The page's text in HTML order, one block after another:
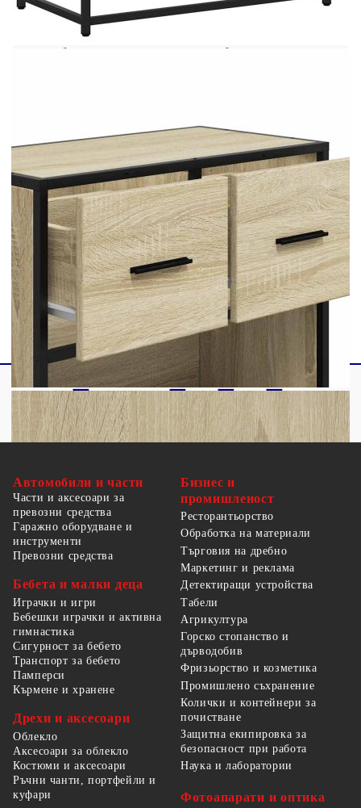
повърхност нощното шкафче се почиства лесно
с влажна кърпа и не изисква особена
поддръжка. Внимание:За да предотвратите
преобръщане, този продукт трябва да се
Материал: Инженерно дърво, метал
Общи размери: 60 x 31 x 60 см (Ш x Д x В)
Брой чекмеджета: 2
Общ капацитет на теглото: 60 кг
Капацитет на теглото на едно чекмедже: 5
кг
Необходим е монтаж
Автомобили и части
Части и аксесоари за
превозни средства
Гаражно оборудване и
инструменти
Превозни средства
Бебета и малки деца
Играчки и игри
Бебешки играчки и активна
гимнастика
Сигурност за бебето
Транспорт за бебето
Памперси
Кърмене и хранене
Дрехи и аксесоари
Облекло
Аксесоари за облекло
Костюми и аксесоари
Ръчни чанти, портфейли и
куфари
Бизнес и
промишленост
Ресторантьорство
Обработка на материали
Търговия на дребно
Маркетинг и реклама
Детектиращи устройства
Табели
Агрикултура
Горско стопанство и
дърводобив
Фризьорство и козметика
Промишлено съхранение
Колички и контейнери за
почистване
Защитна екипировка за
безопасност при работа
Наука и лаборатории
Фотоапарати и оптика